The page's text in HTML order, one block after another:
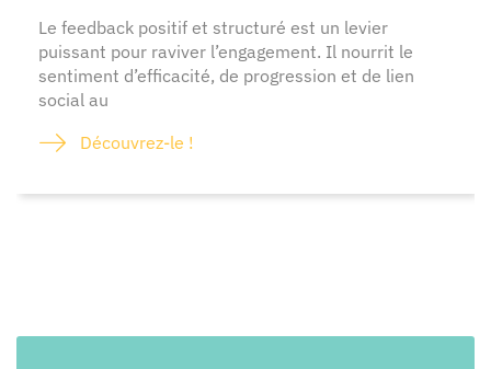
Le feedback positif et structuré est un levier
puissant pour raviver l’engagement. Il nourrit le
sentiment d’efficacité, de progression et de lien
social au
Découvrez-le !